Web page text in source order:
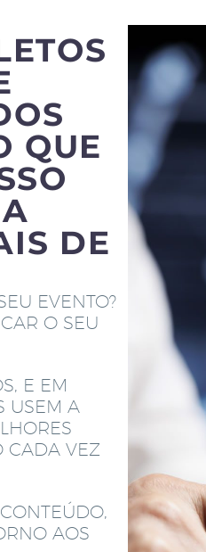
QUE
DE
EVENTO?
O SEU
E EM
USEM A
CADA VEZ
AOS